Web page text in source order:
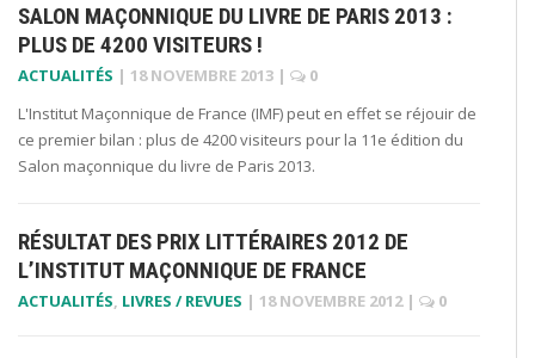
SALON MAÇONNIQUE DU LIVRE DE PARIS 2013 :
PLUS DE 4200 VISITEURS !
ACTUALITÉS | 18 NOVEMBRE 2013 |
0
L'Institut Maçonnique de France (IMF) peut en effet se réjouir de
ce premier bilan : plus de 4200 visiteurs pour la 11e édition du
Salon maçonnique du livre de Paris 2013.
RÉSULTAT DES PRIX LITTÉRAIRES 2012 DE
L’INSTITUT MAÇONNIQUE DE FRANCE
ACTUALITÉS, LIVRES / REVUES | 18 NOVEMBRE 2012 | 0